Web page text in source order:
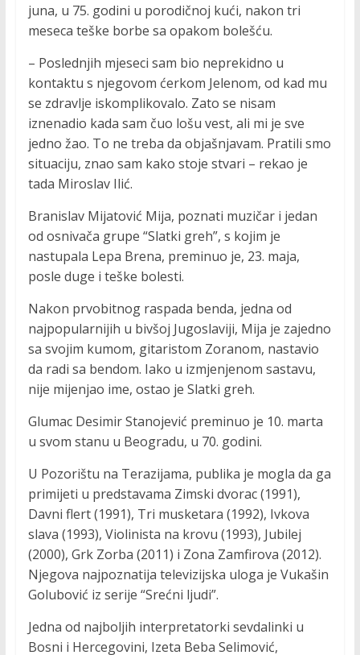
juna, u 75. godini u porodičnoj kući, nakon tri
meseca teške borbe sa opakom bolešću.
– Poslednjih mjeseci sam bio neprekidno u
kontaktu s njegovom ćerkom Jelenom, od kad mu
se zdravlje iskomplikovalo. Zato se nisam
iznenadio kada sam čuo lošu vest, ali mi je sve
jedno žao. To ne treba da objašnjavam. Pratili smo
situaciju, znao sam kako stoje stvari – rekao je
tada Miroslav Ilić.
Branislav Mijatović Mija, poznati muzičar i jedan
od osnivača grupe “Slatki greh”, s kojim je
nastupala Lepa Brena, preminuo je, 23. maja,
posle duge i teške bolesti.
Nakon prvobitnog raspada benda, jedna od
najpopularnijih u bivšoj Jugoslaviji, Mija je zajedno
sa svojim kumom, gitaristom Zoranom, nastavio
da radi sa bendom. Iako u izmjenjenom sastavu,
nije mijenjao ime, ostao je Slatki greh.
Glumac Desimir Stanojević preminuo je 10. marta
u svom stanu u Beogradu, u 70. godini.
U Pozorištu na Terazijama, publika je mogla da ga
primijeti u predstavama Zimski dvorac (1991),
Davni flert (1991), Tri musketara (1992), Ivkova
slava (1993), Violinista na krovu (1993), Jubilej
(2000), Grk Zorba (2011) i Zona Zamfirova (2012).
Njegova najpoznatija televizijska uloga je Vukašin
Golubović iz serije “Srećni ljudi”.
Jedna od najboljih interpretatorki sevdalinki u
Bosni i Hercegovini, Izeta Beba Selimović,